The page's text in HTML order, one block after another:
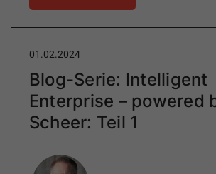
01.02.2024
Blog-Serie: Intelligent
Enterprise – powered
Scheer: Teil 1
Author